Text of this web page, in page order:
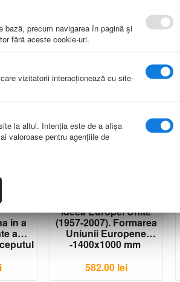
dupa Europa contemporana.
Prabusirea Iugoslaviei
582.00 lei
in a
a
Ideea Europei Unite
(1957-2007). Formarea
Uniunii Europene
-1400x1000 mm
582.00 lei
bază, precum navigarea în pagină şi
fără aceste cookie-uri.
vizitatorii interacţionează cu site-
la altul. Intenţia este de a afişa
valoroase pentru agenţiile de